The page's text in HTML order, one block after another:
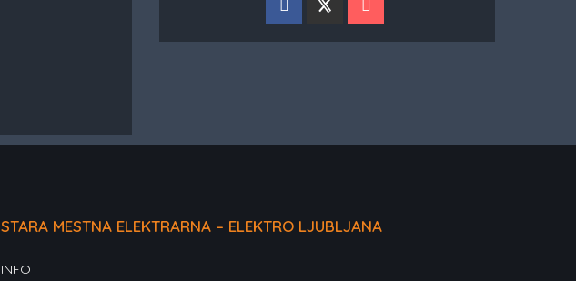
STARA MESTNA ELEKTRARNA – ELEKTRO LJUBLJANA
INFO